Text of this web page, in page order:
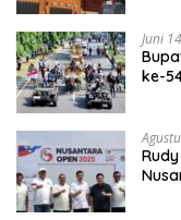
Juni
ke-